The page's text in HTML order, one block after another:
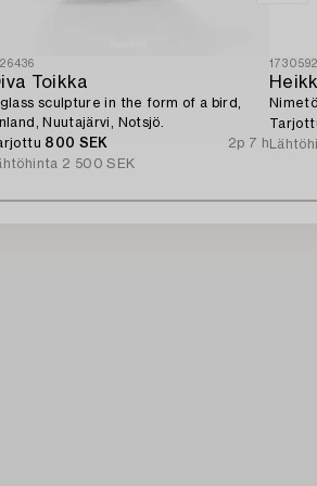
Toikka
sculpture in the form of a bird,
Nuutajärvi, Notsjö.
800 SEK
2p 7 h
2 500 SEK